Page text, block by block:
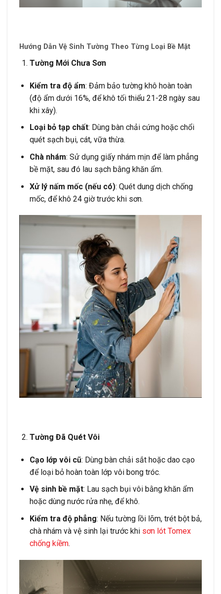
Hướng Dẫn Vệ Sinh Tường Theo Từng Loại Bề Mặt
Tường Mới Chưa Sơn
Kiểm tra độ ẩm: Đảm bảo tường khô hoàn toàn
(độ ẩm dưới 16%, để khô tối thiểu 21-28 ngày sau
khi xây).
Loại bỏ tạp chất: Dùng bàn chải cứng hoặc chổi
quét sạch bụi, cát, vữa thừa.
Chà nhám: Sử dụng giấy nhám mịn để làm phẳng
bề mặt, sau đó lau sạch bằng khăn ẩm.
Xử lý nấm mốc (nếu có): Quét dung dịch chống
mốc, để khô 24 giờ trước khi sơn.
Tường Đã Quét Vôi
Cạo lớp vôi cũ: Dùng bàn chải sắt hoặc dao cạo
để loại bỏ hoàn toàn lớp vôi bong tróc.
Vệ sinh bề mặt: Lau sạch bụi vôi bằng khăn ẩm
hoặc dùng nước rửa nhẹ, để khô.
Kiểm tra độ phẳng: Nếu tường lồi lõm, trét bột bả,
chà nhám và vệ sinh lại trước khi sơn lót Tomex
chống kiềm.